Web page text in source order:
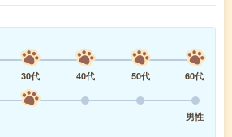
30代 40代 50代
60代
男性